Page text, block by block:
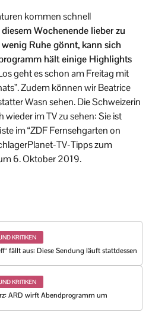
kommen schnell
Wochenende lieber zu
Ruhe gönnt, kann sich
hält einige Highlights
geht es schon am Freitag mit
Zudem können wir Beatrice
Wasn sehen. Die Schweizerin
im TV zu sehen: Sie ist
im “ZDF Fernsehgarten on
TV-Tipps zum
6. Oktober 2019.
KRITIKEN
fällt aus: Diese Sendung läuft stattdessen
KRITIKEN
ARD wirft Abendprogramm um